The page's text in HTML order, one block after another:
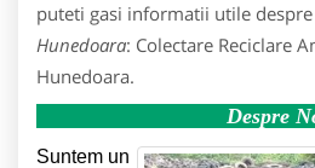
puteti gasi informatii utile despre
Hunedoara: Colectare Reciclare
Hunedoara.
Despre
Suntem un